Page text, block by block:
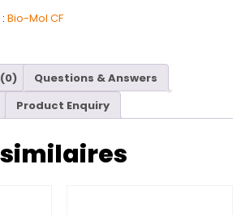
Bio-Mol CF
Questions & Answers
Product Enquiry